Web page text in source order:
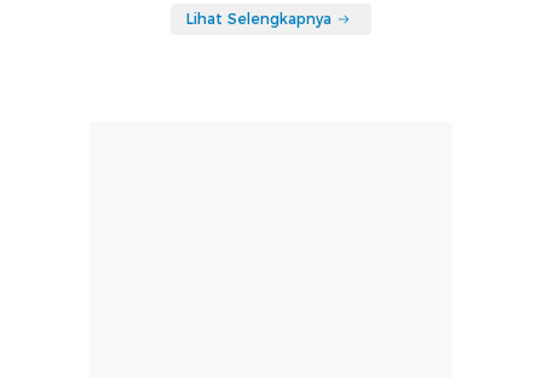
Lihat Selengkapnya